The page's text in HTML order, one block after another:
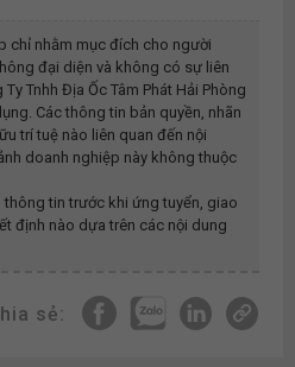
chỉ nhằm mục đích cho người
đại diện và không có sự liên
Ty Tnhh Địa Ốc Tâm Phát Hải Phòng
Các thông tin bản quyền, nhãn
trí tuệ nào liên quan đến nội
doanh nghiệp này không thuộc
tin trước khi ứng tuyển, giao
định nào dựa trên các nội dung
sẻ: